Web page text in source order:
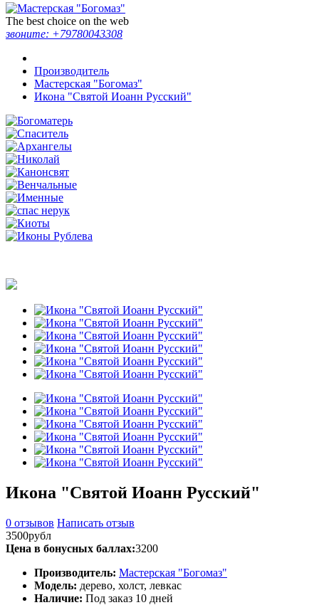
The best choice on the web
звоните: +79780043308
Производитель
Мастерская "Богомаз"
Икона "Святой Иоанн Русский"
Икона "Святой Иоанн Русский"
0 отзывов Написать отзыв
3500рубл
Цена в бонусных баллах:3200
Производитель: Мастерская "Богомаз"
Модель: дерево, холст, левкас
Наличие: Под заказ 10 дней